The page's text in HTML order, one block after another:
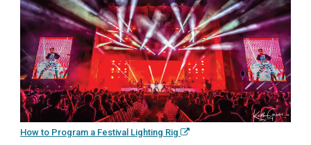
How to Program a Festival Lighting Rig